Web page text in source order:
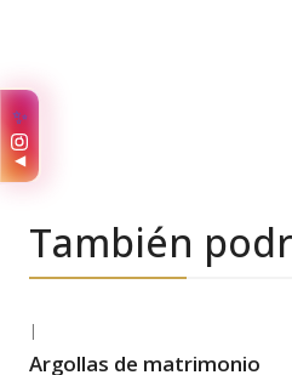
También
|
Argollas de matrimonio
✨
◀